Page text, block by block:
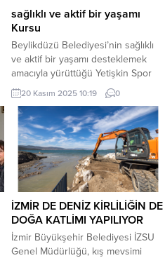
sağlıklı ve aktif bir yaşamı
Kursu
Beylikdüzü Belediyesi’nin sağlıklı
ve aktif bir yaşamı desteklemek
amacıyla yürüttüğü Yetişkin Spor
Kursları’nda dördüncü dönem
devam ediyor. İlçenin farklı
noktalarındaki 6 spor salonunda
sürdürülen kurslar, uzman
eğitmenler eşliğinde
gerçekleştiriliyor.
20 Kasım 2025 10:19 0
İZMİR DE DENİZ KİRLİLİĞİN DE
DOĞA KATLİMI YAPILIYOR
İzmir Büyükşehir Belediyesi İZSU
Genel Müdürlüğü, kış mevsimi